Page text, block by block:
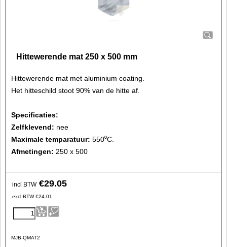
Hittewerende mat 250 x 500 mm
Hittewerende mat met aluminium coating.
Het hitteschild stoot 90% van de hitte af.
Specificaties:
Zelfklevend: nee
Maximale temparatuur: 550⁰C.
Afmetingen: 250 x 500
incl BTW €29.05
excl BTW €24.01
MJB-QMAT2